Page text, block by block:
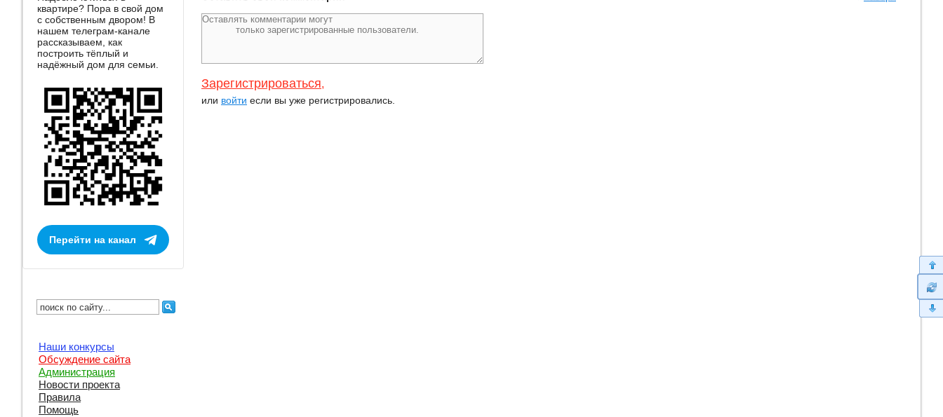
Зарегистрироваться,
или войти если вы уже регистрировались.
квартире? Пора в свой дом
с собственным двором! В
нашем телеграм-канале
рассказываем, как
построить тёплый и
надёжный дом для семьи.
Перейти на канал
Наши конкурсы
Обсуждение сайта
Администрация
Новости проекта
Правила
Помощь